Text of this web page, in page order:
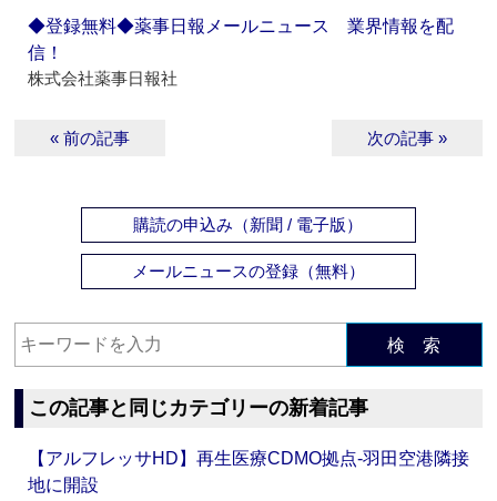
◆登録無料◆薬事日報メールニュース 業界情報を配
信！
株式会社薬事日報社
« 前の記事 次の記事 »
購読の申込み（新聞 / 電子版）
メールニュースの登録（無料）
検 索
この記事と同じカテゴリーの新着記事
【アルフレッサHD】再生医療CDMO拠点‐羽田空港隣接
地に開設